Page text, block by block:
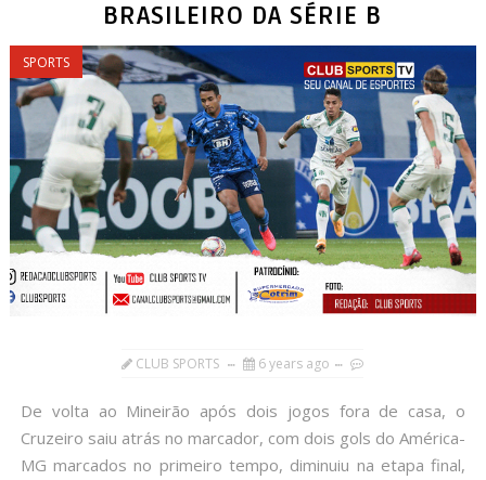
BRASILEIRO DA SÉRIE B
SPORTS
CLUB SPORTS 6 years ago
De volta ao Mineirão após dois jogos fora de casa, o
Cruzeiro saiu atrás no marcador, com dois gols do América-
MG marcados no primeiro tempo, diminuiu na etapa final,